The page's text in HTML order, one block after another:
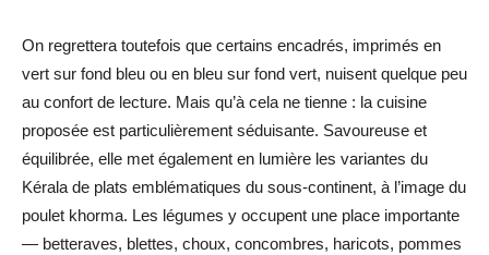
On regrettera toutefois que certains encadrés, imprimés en
vert sur fond bleu ou en bleu sur fond vert, nuisent quelque peu
au confort de lecture. Mais qu’à cela ne tienne : la cuisine
proposée est particulièrement séduisante. Savoureuse et
équilibrée, elle met également en lumière les variantes du
Kérala de plats emblématiques du sous-continent, à l’image du
poulet khorma. Les légumes y occupent une place importante
— betteraves, blettes, choux, concombres, haricots, pommes